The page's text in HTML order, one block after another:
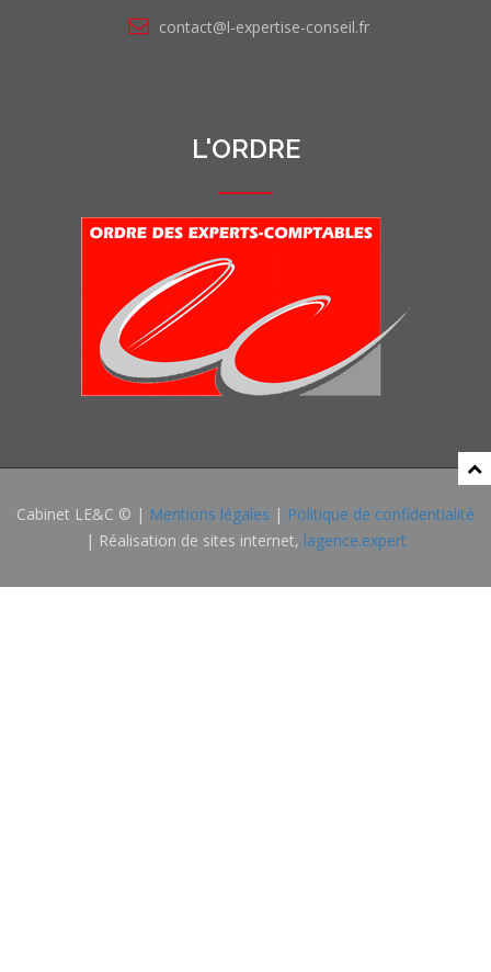
contact@l-expertise-conseil.fr
L'ORDRE
Cabinet LE&C © | Mentions légales | Politique de confidentialité
| Réalisation de sites internet, lagence.expert